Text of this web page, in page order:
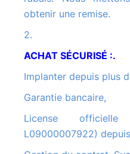
obtenir une remise.
2.
ACHAT SÉCURISÉ :.
Implanter depuis plus
Garantie bancaire,
License officielle de garage (RN:
L09000007922)